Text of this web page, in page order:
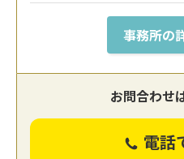
事務所の
お問合わせ
電話